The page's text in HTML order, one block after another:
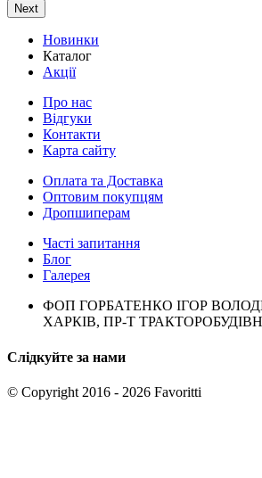
Next
Новинки
Каталог
Акції
Про нас
Відгуки
Контакти
Карта сайту
Оплата та Доставка
Оптовим покупцям
Дропшиперам
Часті запитання
Блог
Галерея
ФОП ГОРБАТЕНКО ІГОР
ХАРКІВ, ПР-Т
Слідкуйте за нами
© Copyright 2016 - 2026 Favoritti